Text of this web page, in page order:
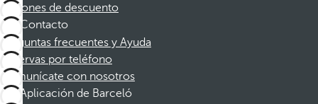
Cupones de descuento
Contacto
Preguntas frecuentes y Ayuda
Reservas por teléfono
Comunícate con nosotros
Aplicación de Barceló